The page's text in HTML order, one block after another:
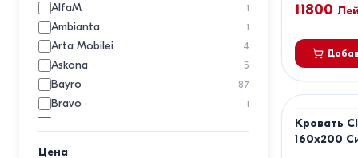
AlfaM 1
Ambianta 1
Arta Mobilei 4
Askona 5
Bayro 87
Bravo 1
Цена
11800 Лей
Кровать
160x200